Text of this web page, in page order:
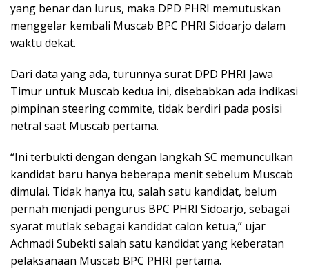
yang benar dan lurus, maka DPD PHRI memutuskan
menggelar kembali Muscab BPC PHRI Sidoarjo dalam
waktu dekat.
Dari data yang ada, turunnya surat DPD PHRI Jawa
Timur untuk Muscab kedua ini, disebabkan ada indikasi
pimpinan steering commite, tidak berdiri pada posisi
netral saat Muscab pertama.
“Ini terbukti dengan dengan langkah SC memunculkan
kandidat baru hanya beberapa menit sebelum Muscab
dimulai. Tidak hanya itu, salah satu kandidat, belum
pernah menjadi pengurus BPC PHRI Sidoarjo, sebagai
syarat mutlak sebagai kandidat calon ketua,” ujar
Achmadi Subekti salah satu kandidat yang keberatan
pelaksanaan Muscab BPC PHRI pertama.